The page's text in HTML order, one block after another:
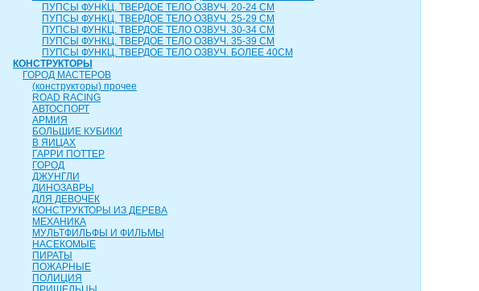
ПУПСЫ ФУНКЦ. ТВЕРДОЕ ТЕЛО ОЗВУЧ. 20-24 СМ
ПУПСЫ ФУНКЦ. ТВЕРДОЕ ТЕЛО ОЗВУЧ. 25-29 СМ
ПУПСЫ ФУНКЦ. ТВЕРДОЕ ТЕЛО ОЗВУЧ. 30-34 СМ
ПУПСЫ ФУНКЦ. ТВЕРДОЕ ТЕЛО ОЗВУЧ. 35-39 СМ
ПУПСЫ ФУНКЦ. ТВЕРДОЕ ТЕЛО ОЗВУЧ. БОЛЕЕ 40СМ
КОНСТРУКТОРЫ
ГОРОД МАСТЕРОВ
(конструкторы) прочее
ROAD RACING
АВТОСПОРТ
АРМИЯ
БОЛЬШИЕ КУБИКИ
В ЯИЦАХ
ГАРРИ ПОТТЕР
ГОРОД
ДЖУНГЛИ
ДИНОЗАВРЫ
ДЛЯ ДЕВОЧЕК
КОНСТРУКТОРЫ ИЗ ДЕРЕВА
МЕХАНИКА
МУЛЬТФИЛЬФЫ И ФИЛЬМЫ
НАСЕКОМЫЕ
ПИРАТЫ
ПОЖАРНЫЕ
ПОЛИЦИЯ